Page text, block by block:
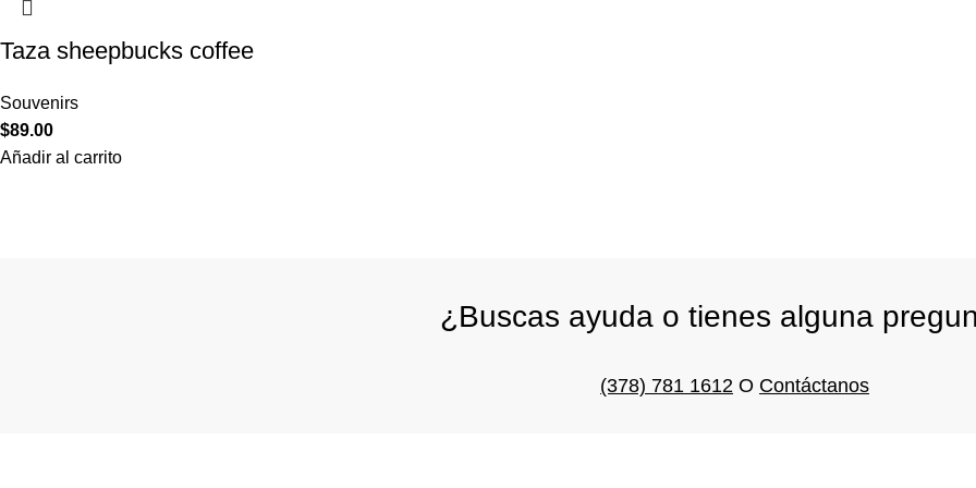
Taza sheepbucks coffee
Souvenirs
$89.00
Añadir al carrito
¿Buscas ayuda o tienes alguna
(378) 781 1612O Contáctanos